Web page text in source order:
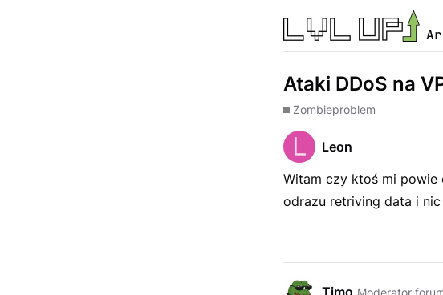
Ataki DDoS na
Zombieproblem
Leon
Witam czy ktoś mi powie
odrazu retriving data i
Timo Moderator